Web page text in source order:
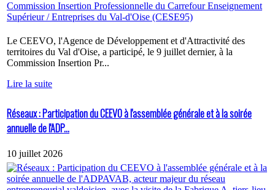
Le CEEVO, l'Agence de Développement et d'Attractivité des
territoires du Val d'Oise, a participé, le 9 juillet dernier, à la
Commission Insertion Pr...
Lire la suite
Réseaux : Participation du CEEVO à l'assemblée générale et à la soirée
annuelle de l'ADP...
10 juillet 2026